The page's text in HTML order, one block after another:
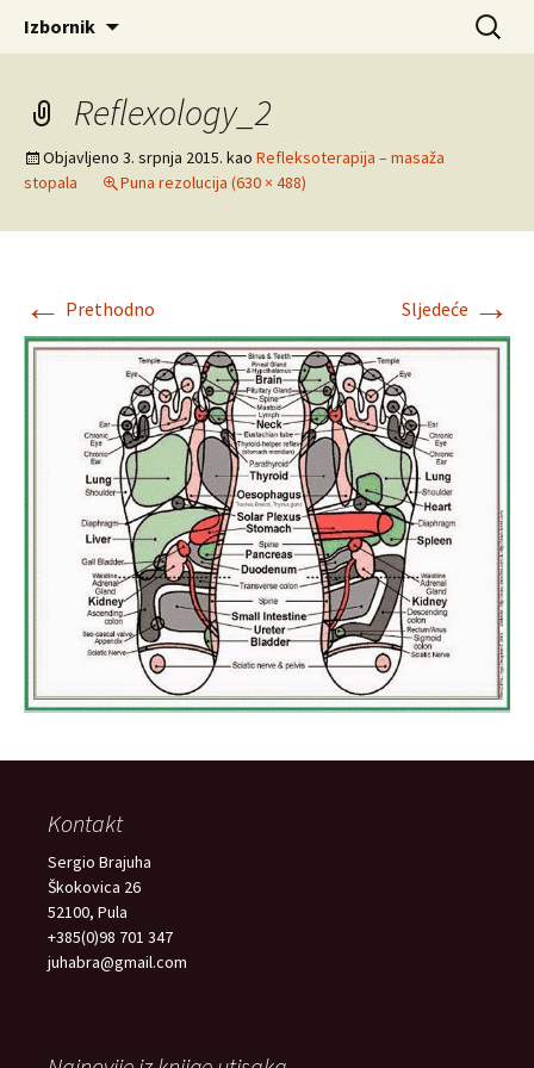
Bioenergetičar Sergio
Brajuha
Izbornik
Reflexology_2
Objavljeno 3. srpnja 2015. kao Refleksoterapija – masaža
stopala
Puna rezolucija (630 × 488)
← Prethodno Sljedeće →
Kontakt
Sergio Brajuha
Škokovica 26
52100, Pula
+385(0)98 701 347
juhabra@gmail.com